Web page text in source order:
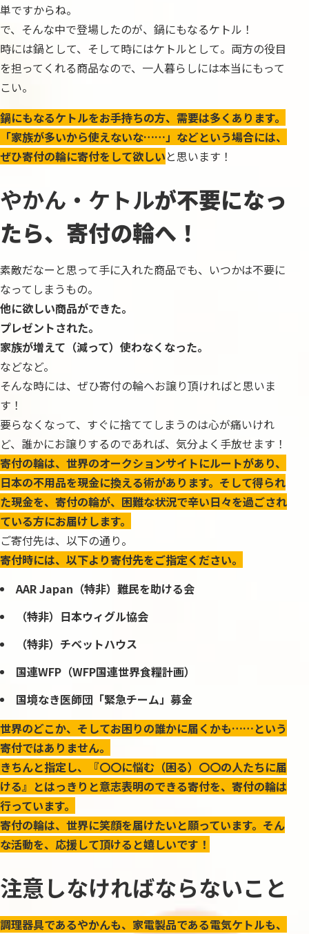
単ですからね。
で、そんな中で登場したのが、鍋にもなるケトル！
時には鍋として、そして時にはケトルとして。両方の役目
を担ってくれる商品なので、一人暮らしには本当にもって
こい。
鍋にもなるケトルをお手持ちの方、需要は多くあります。
「家族が多いから使えないな……」などという場合には、
ぜひ寄付の輪に寄付をして欲しいと思います！
やかん・ケトルが不要になっ
たら、寄付の輪へ！
素敵だなーと思って手に入れた商品でも、いつかは不要に
なってしまうもの。
他に欲しい商品ができた。
プレゼントされた。
家族が増えて（減って）使わなくなった。
などなど。
そんな時には、ぜひ寄付の輪へお譲り頂ければと思いま
す！
要らなくなって、すぐに捨ててしまうのは心が痛いけれ
ど、誰かにお譲りするのであれば、気分よく手放せます！
寄付の輪は、世界のオークションサイトにルートがあり、
日本の不用品を現金に換える術があります。そして得られ
た現金を、寄付の輪が、困難な状況で辛い日々を過ごされ
ている方にお届けします。
ご寄付先は、以下の通り。
寄付時には、以下より寄付先をご指定ください。
AAR Japan （特非）難民を助ける会
（特非）日本ウィグル協会
（特非）チベットハウス
国連WFP （WFP国連世界食糧計画）
国境なき医師団「緊急チーム」募金
世界のどこか、そしてお困りの誰かに届くかも……という
寄付ではありません。
きちんと指定し、『〇〇に悩む（困る）〇〇の人たちに届
ける』とはっきりと意志表明のできる寄付を、寄付の輪は
行っています。
寄付の輪は、世界に笑顔を届けたいと願っています。そん
な活動を、応援して頂けると嬉しいです！
注意しなければならないこと
調理器具であるやかんも、家電製品である電気ケトルも、